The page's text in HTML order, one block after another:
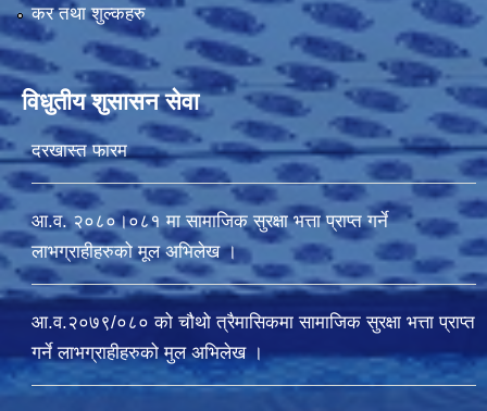
कर तथा शुल्कहरु
विधुतीय शुसासन सेवा
दरखास्त फारम
आ.व. २०८०।०८१ मा सामाजिक सुरक्षा भत्ता प्राप्त गर्ने
लाभग्राहीहरुको मूल अभिलेख ।
आ.व.२०७९/०८० को चौथो त्रैमासिकमा सामाजिक सुरक्षा भत्ता प्राप्त
गर्ने लाभग्राहीहरुको मुल अभिलेख ।